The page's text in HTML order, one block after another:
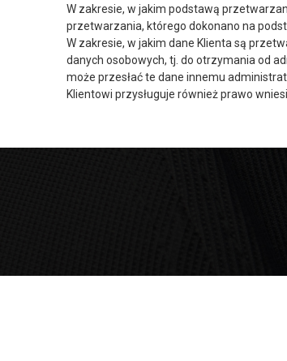
W zakresie, w jakim podstawą
przetwarzania, którego dokonano na
W zakresie, w jakim dane Klienta są
danych osobowych, tj. do otrzymania od
może przesłać te dane innemu
Klientowi przysługuje również prawo